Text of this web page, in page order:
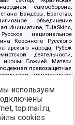
самооборона,
Бандеры, Братство,
объединение
Инициатива, TulaSkins,
национальное
Коренного Русского
народа, Рубеж
деятельности,
иконы Божией Матери
правозащитная
инициативная
республика Русь,
свобода, W.H.С., Фалунь
Новокузнецк/РПК,
Фонд защиты прав
округа г.
используем
top.mail.ru,
cookies